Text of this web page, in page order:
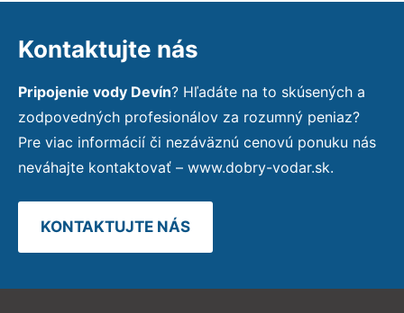
Kontaktujte nás
Pripojenie vody Devín? Hľadáte na to skúsených a
zodpovedných profesionálov za rozumný peniaz?
Pre viac informácií či nezáväznú cenovú ponuku nás
neváhajte kontaktovať – www.dobry-vodar.sk.
KONTAKTUJTE NÁS